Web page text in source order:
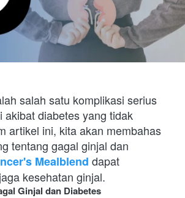
salah satu komplikasi serius
akibat diabetes yang tidak
artikel ini, kita akan membahas
tentang gagal ginjal dan
Mealblend dapat
kesehatan ginjal.
Ginjal dan Diabetes